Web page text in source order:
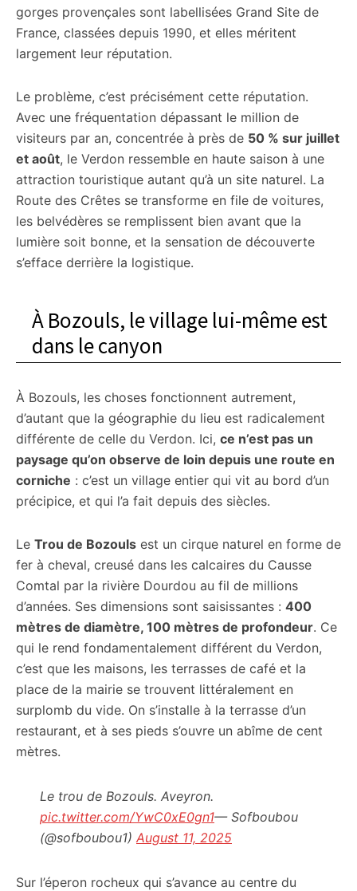
gorges provençales sont labellisées Grand Site de
France, classées depuis 1990, et elles méritent
largement leur réputation.
Le problème, c’est précisément cette réputation.
Avec une fréquentation dépassant le million de
visiteurs par an, concentrée à près de 50 % sur juillet
et août, le Verdon ressemble en haute saison à une
attraction touristique autant qu’à un site naturel. La
Route des Crêtes se transforme en file de voitures,
les belvédères se remplissent bien avant que la
lumière soit bonne, et la sensation de découverte
s’efface derrière la logistique.
À Bozouls, le village lui-même est
dans le canyon
À Bozouls, les choses fonctionnent autrement,
d’autant que la géographie du lieu est radicalement
différente de celle du Verdon. Ici, ce n’est pas un
paysage qu’on observe de loin depuis une route en
corniche : c’est un village entier qui vit au bord d’un
précipice, et qui l’a fait depuis des siècles.
Le Trou de Bozouls est un cirque naturel en forme de
fer à cheval, creusé dans les calcaires du Causse
Comtal par la rivière Dourdou au fil de millions
d’années. Ses dimensions sont saisissantes : 400
mètres de diamètre, 100 mètres de profondeur. Ce
qui le rend fondamentalement différent du Verdon,
c’est que les maisons, les terrasses de café et la
place de la mairie se trouvent littéralement en
surplomb du vide. On s’installe à la terrasse d’un
restaurant, et à ses pieds s’ouvre un abîme de cent
mètres.
Le trou de Bozouls. Aveyron.
pic.twitter.com/YwC0xE0gn1— Sofboubou
(@sofboubou1) August 11, 2025
Sur l’éperon rocheux qui s’avance au centre du